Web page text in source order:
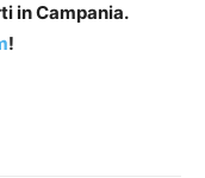
in Campania.
!